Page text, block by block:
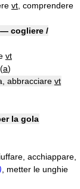
vt , comprendere
— cogliere /
vt
(a)
abbracciare vt
la gola
acchiappare,
, metter le unghie